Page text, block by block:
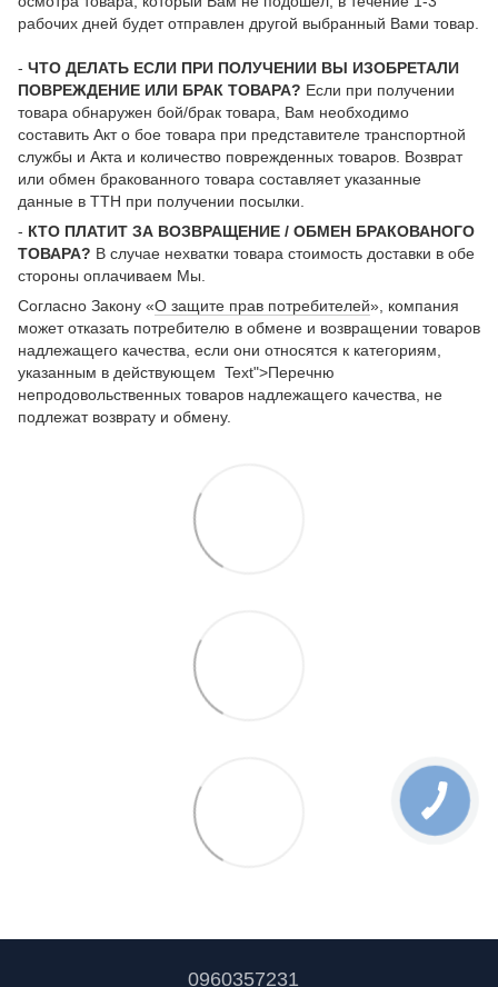
рабочих дней будет отправлен другой выбранный Вами товар.
- ЧТО ДЕЛАТЬ ЕСЛИ ПРИ ПОЛУЧЕНИИ ВЫ ИЗОБРЕТАЛИ
ПОВРЕЖДЕНИЕ ИЛИ БРАК ТОВАРА? Если при получении
товара обнаружен бой/брак товара, Вам необходимо
составить Акт о бое товара при представителе транспортной
службы и Акта и количество поврежденных товаров. Возврат
или обмен бракованного товара составляет указанные
данные в ТТН при получении посылки.
- КТО ПЛАТИТ ЗА ВОЗВРАЩЕНИЕ / ОБМЕН БРАКОВАНОГО
ТОВАРА? В случае нехватки товара стоимость доставки в обе
стороны оплачиваем Мы.
Согласно Закону «О защите прав потребителей», компания
может отказать потребителю в обмене и возвращении товаров
надлежащего качества, если они относятся к категориям,
указанным в действующем Text">Перечню
непродовольственных товаров надлежащего качества, не
подлежат возврату и обмену.
0960357231